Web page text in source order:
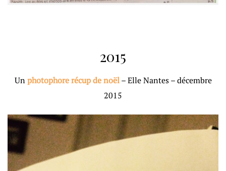
2015
Unphotophore récup de noël– Elle Nantes – décembre
2015